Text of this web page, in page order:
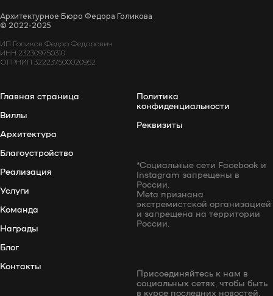
Архитектурное Бюро Федора Голикова
© 2022-2025
ИП Голиков Федор Федорович
ИНН 232309750310
ОГРНИП 322237500020952
Главная страница
Виллы
Архитектура
Благоустройство
Реализация
Услуги
Команда
Награды
Блог
Контакты
Политика
конфиденциальности
Реквизиты
*Социальные сети Facebook и
Instagram запрещены в
России.
Meta признана
экстремистской организацией
и запрещена на территории
России.
Присоединяйтесь к нам в
социальных сетях, чтобы быть
в курсе последних новостей.